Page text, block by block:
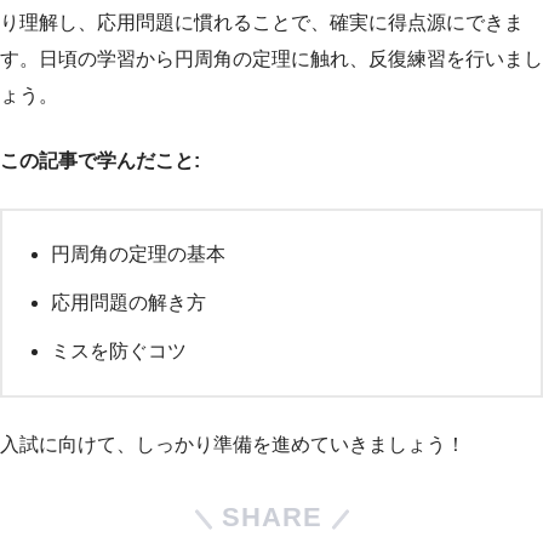
り理解し、応用問題に慣れることで、確実に得点源にできま
す。日頃の学習から円周角の定理に触れ、反復練習を行いまし
ょう。
この記事で学んだこと:
円周角の定理の基本
応用問題の解き方
ミスを防ぐコツ
入試に向けて、しっかり準備を進めていきましょう！
SHARE